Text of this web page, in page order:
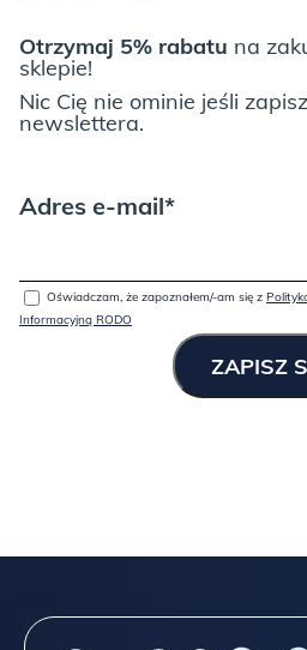
Otrzymaj 5% rabatu na
sklepie!
Nic Cię nie ominie jeśli
newslettera.
Adres e-mail*
Oświadczam, że zapoznałem/-am się z
Informacyjną RODO